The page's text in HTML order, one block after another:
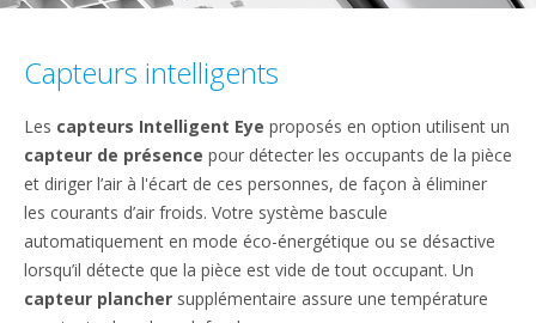
Capteurs intelligents
Les capteurs Intelligent Eye proposés en option utilisent un
capteur de présence pour détecter les occupants de la pièce
et diriger l’air à l'écart de ces personnes, de façon à éliminer
les courants d’air froids. Votre système bascule
automatiquement en mode éco-énergétique ou se désactive
lorsqu’il détecte que la pièce est vide de tout occupant. Un
capteur plancher supplémentaire assure une température